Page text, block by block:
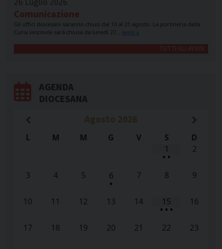
Comunicazione
Gli uffici diocesani saranno chiusi dal 10 al 21 agosto. La portineria della
Curia vescovile sarà chiusa da lunedì 27… leggi »
TUTTI GLI AVVISI
AGENDA
DIOCESANA
L M M G V S
D
1
• •
2
3 4 5 6
•
7 8 9
10 11 12 13 14 15
• • •
16
17 18 19 20 21 22 23